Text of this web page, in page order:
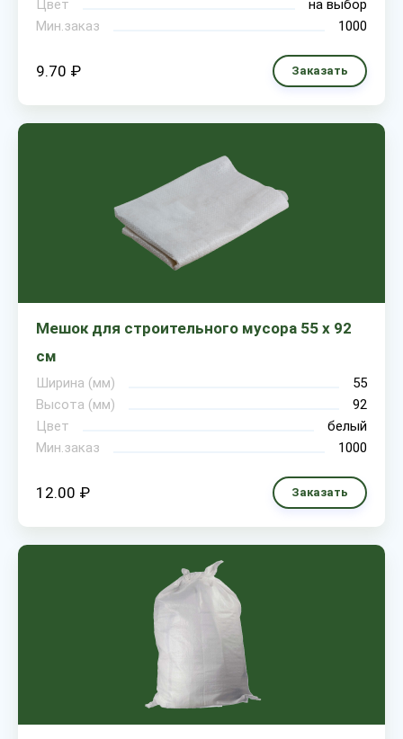
Цвет
на выбор
Мин.заказ
1000
9.70 ₽ Заказать
Мешок для строительного мусора 55 х 92
см
Ширина (мм)
55
Высота (мм)
92
Цвет
белый
Мин.заказ
1000
12.00 ₽ Заказать